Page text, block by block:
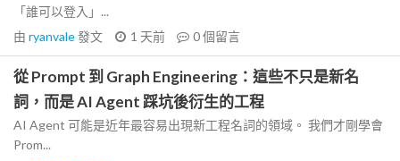
「誰可以登入」...
由 ryanvale發文 1 天前 0個留言
從 Prompt 到 Graph Engineering：這些不只是新名
詞，而是 AI Agent 踩坑後衍生的工程
AI Agent 可能是近年最容易出現新工程名詞的領域。 我們才剛學會
Prom...